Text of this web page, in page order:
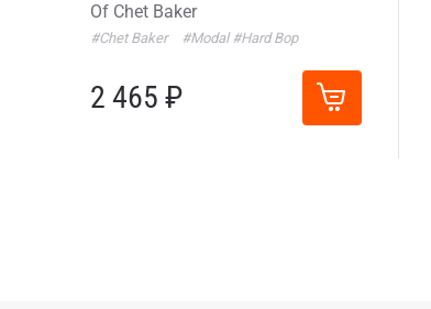
Of Chet Baker
#Chet Baker #Modal #Hard Bop
2 465 ₽